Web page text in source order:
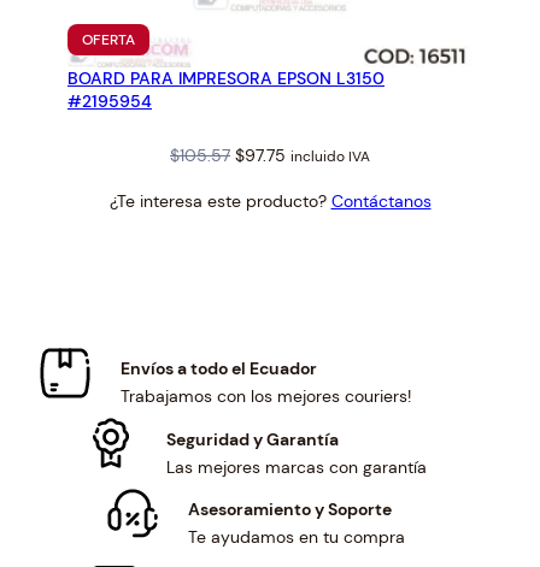
OFERTAPRODUCTO
EN
OFERTA
BOARD PARA IMPRESORA EPSON L3150
#2195954
$105.57 Original
was:
$97.75 Current
is:
incluido IVA
¿Te interesa este producto? Contáctanos
Envíos a todo el Ecuador
Trabajamos con los mejores couriers!
Seguridad y Garantía
Las mejores marcas con garantía
Asesoramiento y Soporte
Te ayudamos en tu compra